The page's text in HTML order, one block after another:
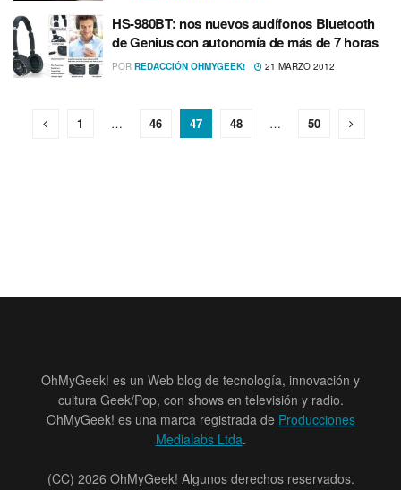
HS-980BT: nos nuevos audí­fonos Bluetooth
de Genius con autonomí­a de más de 7 horas
POR REDACCIÓN OHMYGEEK! 21 MARZO 2012
1 … 46 47 48 … 50
OhMyGeek! es un Web blog de tecnología, innovación y
cultura Geek/Pop, con shows en televisión y radio.
OhMyGeek! es una marca registrada de Producciones
Medialabs Ltda.
(CC) 2026 OhMyGeek! Algunos derechos reservados.